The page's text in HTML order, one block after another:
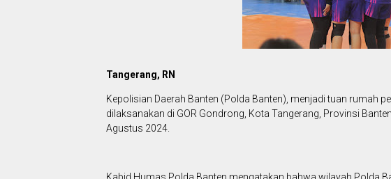
Tangerang, RN
Kepolisian Daerah Banten (Polda Banten), menjadi tuan rumah
dilaksanakan di GOR Gondrong, Kota Tangerang, Provinsi
Agustus 2024.